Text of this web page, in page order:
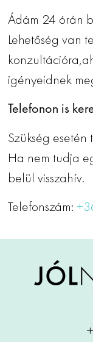
Ádám 24 órán
Lehetőség van
igényeidnek
Telefonon is
Szükség
Ha nem tudja
belül visszahív.
Telefonszám: